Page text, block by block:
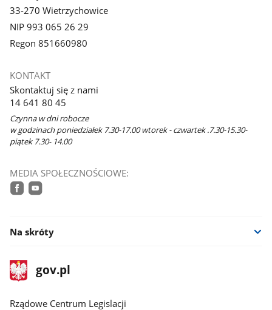
33-270 Wietrzychowice
NIP 993 065 26 29
Regon 851660980
KONTAKT
Skontaktuj się z nami
14 641 80 45
Czynna w dni robocze
w godzinach poniedziałek 7.30-17.00 wtorek - czwartek .7.30-15.30-
piątek 7.30- 14.00
MEDIA SPOŁECZNOŚCIOWE:
Na skróty
stopka
gov.plStrona
gov.pl
Rządowe Centrum Legislacji